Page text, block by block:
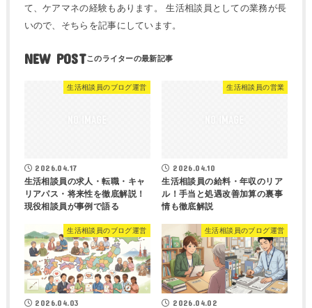
て、ケアマネの経験もあります。 生活相談員としての業務が長
いので、そちらを記事にしています。
NEW POST
生活相談員のブログ運営
2026.04.17
生活相談員の求人・転職・キャ
リアパス・将来性を徹底解説！
現役相談員が事例で語る
生活相談員の営業
2026.04.10
生活相談員の給料・年収のリア
ル！手当と処遇改善加算の裏事
情も徹底解説
生活相談員のブログ運営
2026.04.03
生活相談員のブログ運営
2026.04.02